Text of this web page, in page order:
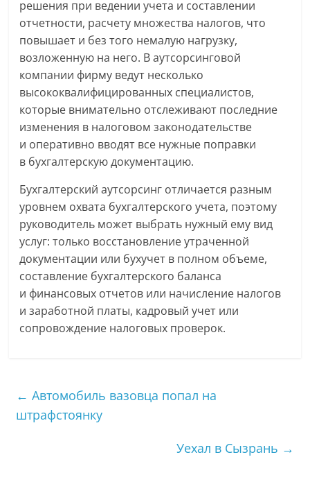
решения при ведении учета и составлении
отчетности, расчету множества налогов, что
повышает и без того немалую нагрузку,
возложенную на него. В аутсорсинговой
компании фирму ведут несколько
высококвалифицированных специалистов,
которые внимательно отслеживают последние
изменения в налоговом законодательстве
и оперативно вводят все нужные поправки
в бухгалтерскую документацию.
Бухгалтерский аутсорсинг отличается разным
уровнем охвата бухгалтерского учета, поэтому
руководитель может выбрать нужный ему вид
услуг: только восстановление утраченной
документации или бухучет в полном объеме,
составление бухгалтерского баланса
и финансовых отчетов или начисление налогов
и заработной платы, кадровый учет или
сопровождение налоговых проверок.
← Автомобиль вазовца попал на
штрафстоянку
Уехал в Сызрань →